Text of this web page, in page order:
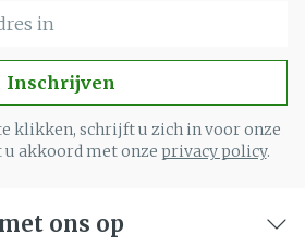
Inschrijven
klikken, schrijft u zich in voor onze
akkoord met onze privacy policy.
ons op